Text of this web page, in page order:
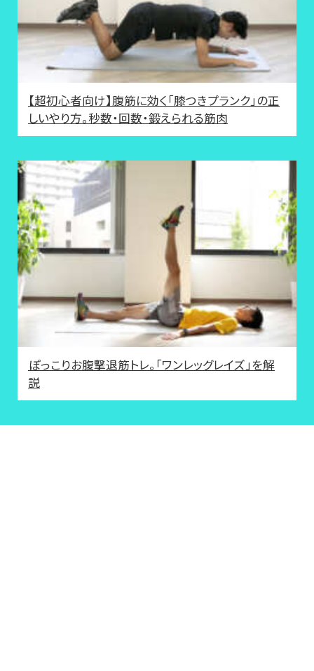
【超初心者向け】腹筋に効く「膝つきプランク」の正
しいやり方。秒数・回数・鍛えられる筋肉
ぽっこりお腹撃退筋トレ。「ワンレッグレイズ」を解
説